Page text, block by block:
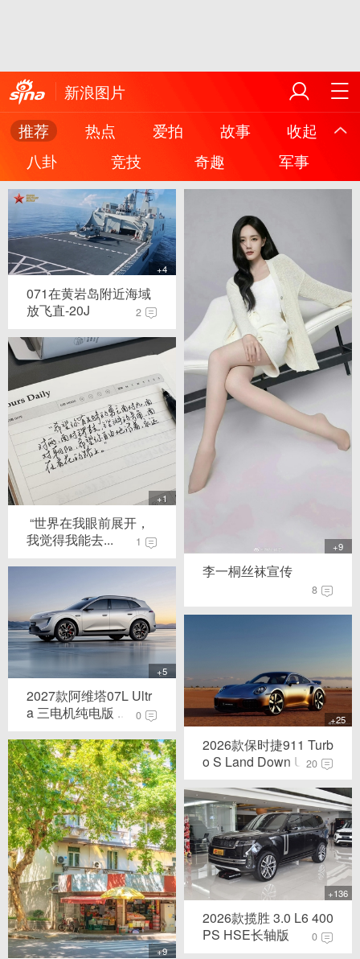
新浪图片
推荐
热点 爱拍 故事
收起
八卦
竞技 奇趣 军事
+4
071在黄岩岛附近海域
放飞直-20J
2
+1
️ “世界在我眼前展开，
我觉得我能去...
1
+5
2027款阿维塔07L Ultr
a 三电机纯电版 ...
0
+9
+9
李一桐丝袜宣传
8
+25
2026款保时捷911 Turb
o S Land Down Un...
20
+136
2026款揽胜 3.0 L6 400
PS HSE长轴版
0